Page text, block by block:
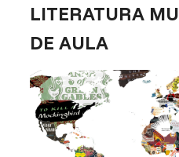
LITERATURA
DE AULA